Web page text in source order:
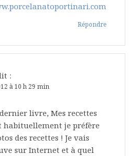
Répondre
:
à 10 h 29 min
livre, Mes recettes
habituellement je préfère
des recettes ! Je vais
sur Internet et à quel